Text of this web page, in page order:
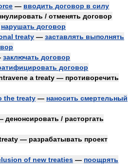
— вводить договор в силу
/ отменять договор
нарушать договор
treaty — заставлять выполнять
заключать договор
договор
a treaty — противоречить
the treaty — наносить смертельный
денонсировать / расторгать
— разрабатывать проект
of new treaties — поощрять